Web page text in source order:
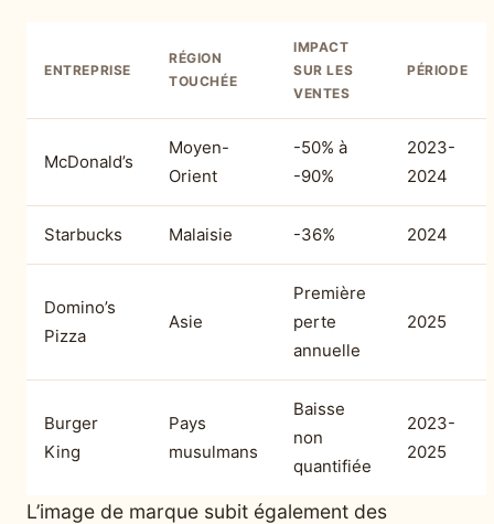
ENTREPRISE
RÉGION
TOUCHÉE
IMPACT
SUR LES
VENTES
PÉRIODE
McDonald’s
Moyen-
Orient
-50% à
-90%
2023-
2024
Starbucks Malaisie -36% 2024
Domino’s
Pizza
Asie
Première
perte
annuelle
2025
Burger
King
Pays
musulmans
Baisse
non
quantifiée
2023-
2025
L’image de marque subit également des